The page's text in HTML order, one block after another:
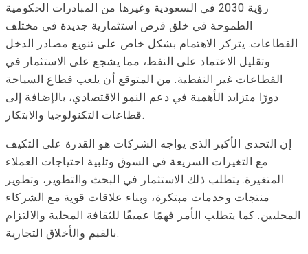
رؤية 2030 في السعودية وغيرها من المبادرات الحكومية
الطموحة في خلق فرص استثمارية جديدة في مختلف
القطاعات. يتركز الاهتمام بشكل خاص على تنويع مصادر الدخل
وتقليل الاعتماد على النفط، مما يشجع على الاستثمار في
القطاعات غير النفطية. من المتوقع أن يلعب قطاع السياحة
دورًا متزايد الأهمية في دعم النمو الاقتصادي، بالإضافة إلى
قطاعات التكنولوجيا والابتكار.
إن التحدي الأكبر الذي يواجه الشركات هو القدرة على التكيف
مع التغيرات السريعة في السوق وتلبية احتياجات العملاء
المتغيرة. يتطلب ذلك الاستثمار في البحث والتطوير، وتطوير
منتجات وخدمات مبتكرة، وبناء علاقات قوية مع الشركاء
المحليين. كما يتطلب الأمر فهمًا عميقًا للثقافة المحلية والالتزام
بالقيم والأخلاق التجارية.